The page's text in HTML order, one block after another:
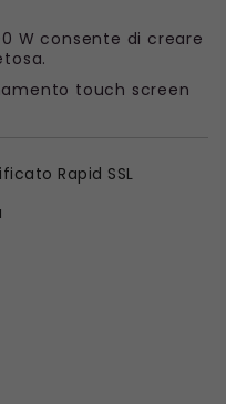
W consente di creare
touch screen
Rapid SSL